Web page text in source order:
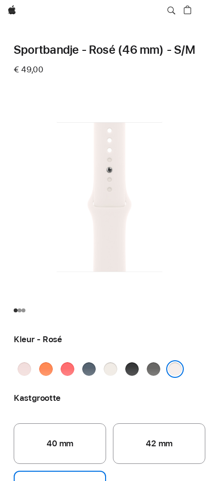
Apple
Sportbandje - Rosé (46 mm) - S/M
€ 49,00
Kleur - Rosé
ZachtrozeMandarijnGuaverozeAnkerblauwSterrenlicht
Zwart Rotsgrijs
Kastgrootte
40 mm 42 mm